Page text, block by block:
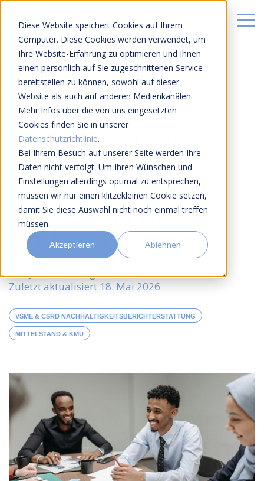
Diese Website speichert Cookies auf Ihrem
Computer. Diese Cookies werden verwendet, um
Ihre Website-Erfahrung zu optimieren und Ihnen
einen persönlich auf Sie zugeschnittenen Service
bereitstellen zu können, sowohl auf dieser
Website als auch auf anderen Medienkanälen.
Mehr Infos über die von uns eingesetzten
Cookies finden Sie in unserer
Datenschutzrichtlinie.
Bei Ihrem Besuch auf unserer Seite werden Ihre
Daten nicht verfolgt. Um Ihren Wünschen und
Einstellungen allerdings optimal zu entsprechen,
müssen wir nur einen klitzekleinen Cookie setzen,
damit Sie diese Auswahl nicht noch einmal treffen
müssen.
Akzeptieren Ablehnen
14 MIN LESEZEIT
Schnellcheck: Wie
nachhaltig ist Ihr
Unternehmen? Self-
Assessment für
Einsteiger
VonJohannes Fiegenbaumam31.07.25 05:08·
Zuletzt aktualisiert 18. Mai 2026
VSME & CSRD NACHHALTIGKEITSBERICHTERSTATTUNG
MITTELSTAND & KMU